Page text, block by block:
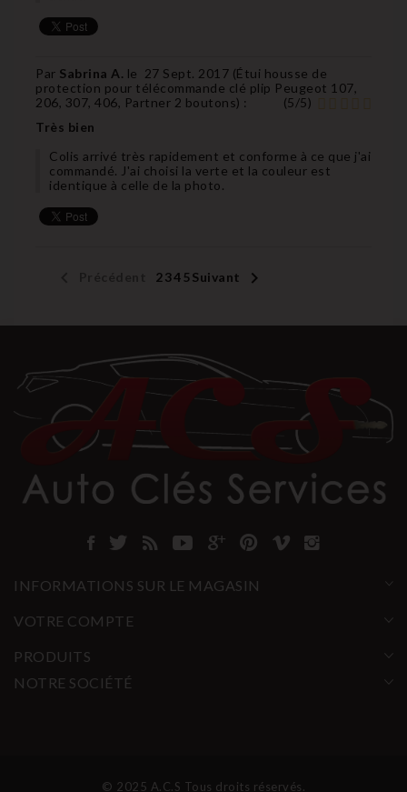
Par Sabrina A. le 27 Sept. 2017 (Étui housse de
protection pour télécommande clé plip Peugeot 107,
206, 307, 406, Partner 2 boutons) : (5/5)
Très bien
Colis arrivé très rapidement et conforme à ce que j'ai
commandé. J'ai choisi la verte et la couleur est
identique à celle de la photo.
234 5Suivant 
INFORMATIONS SUR LE MAGASIN
VOTRE COMPTE
PRODUITS
NOTRE SOCIÉTÉ
© 2025 A.C.S Tous droits réservés.